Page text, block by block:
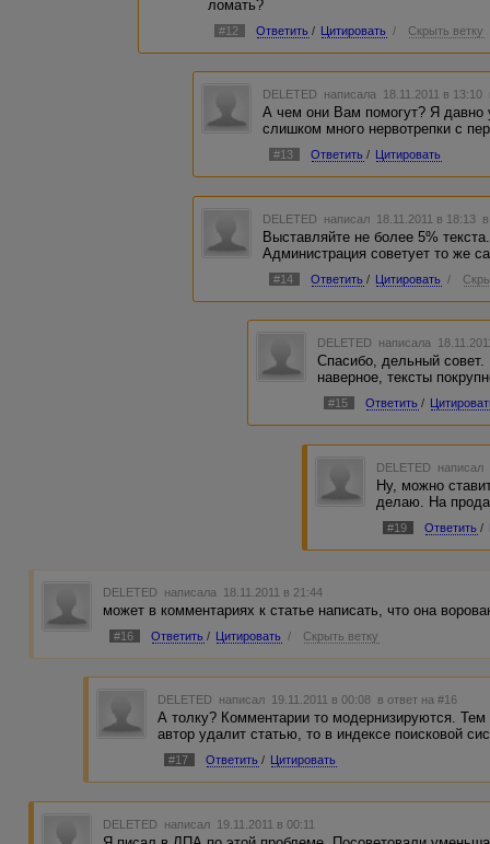
ломать?
#12 Ответить / Цитировать / Скрыть ветку
DELETED написала 18.11.2011 в 13:10
А чем они Вам помогут? Я давно
слишком много нервотрепки с
#13 Ответить / Цитировать
DELETED написал 18.11.2011 в 18:13
Выставляйте не более 5%
Администрация советует то же
#14 Ответить / Цитировать /
DELETED написала
Спасибо, дельный
наверное, тексты
#15 Ответить /
DELETED написал
Ну, можно
делаю. На
#19 Ответить /
DELETED написала 18.11.2011 в 21:44
может в комментариях к статье написать, что она
#16 Ответить / Цитировать / Скрыть ветку
DELETED написал 19.11.2011 в 00:08 в ответ на #16
А толку? Комментарии то модернизируются.
автор удалит статью, то в индексе поисковой
#17 Ответить / Цитировать
DELETED написал 19.11.2011 в 00:11